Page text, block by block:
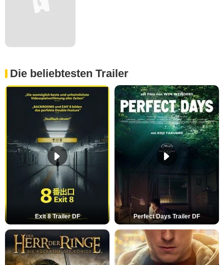
Die beliebtesten Trailer
Exit 8 Trailer DF Perfect Days Trailer DF